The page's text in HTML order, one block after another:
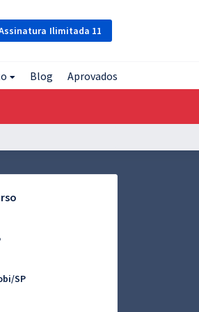
Ilimitada 11
Blog Aprovados
SP